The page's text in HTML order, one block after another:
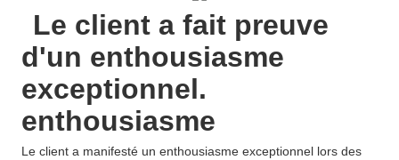
Le client a fait preuve
d'un enthousiasme
exceptionnel.
enthousiasme
Le client a manifesté un enthousiasme exceptionnel lors des